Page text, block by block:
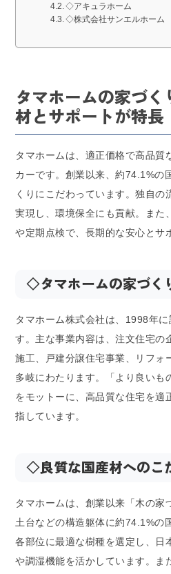
◇アキュラホーム
◇株式会社サンエルホーム
タマホームの家づ
材とサポートが特長
タマホームは、適正価格で高品質
カーです。創業以来、約74.1%の
くりにこだわっています。独自の
実現し、環境保全にも貢献。また
や定期点検で、長期的な安心とサ
◇タマホームの家づく
タマホーム株式会社は、1998年
す。主な事業内容は、注文住宅の
施工、戸建分譲住宅事業、リフォ
多岐にわたります。「より良いも
をモットーに、高品質な住宅を適
指しています。
◇良質な国産材へのこ
タマホームは、創業以来「木の家
土台などの構造躯体に約74.1%の
各部位に最適な樹種を選定し、日
や調湿機能を活かしています。ま